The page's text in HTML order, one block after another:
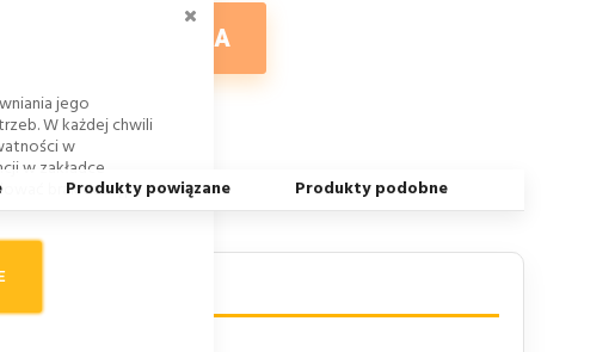
jego
W każdej chwili
w
w zakładce
brak dostępu
DODAJ DO KOSZYKA
Produkty powiązane Produkty podobne